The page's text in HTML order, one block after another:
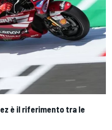
è il riferimento tra le